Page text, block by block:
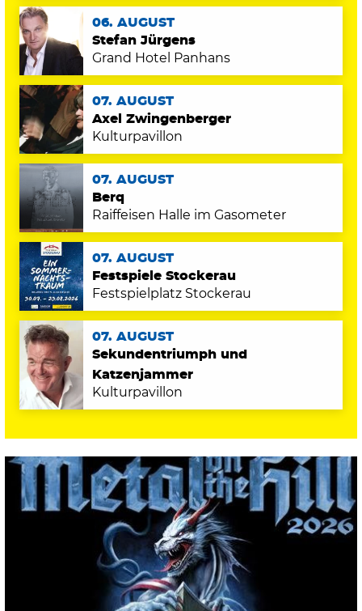
06. AUGUST
Stefan Jürgens
Grand Hotel Panhans
07. AUGUST
Axel Zwingenberger
Kulturpavillon
07. AUGUST
Berq
Raiffeisen Halle im Gasometer
07. AUGUST
Festspiele Stockerau
Festspielplatz Stockerau
07. AUGUST
Sekundentriumph und
Katzenjammer
Kulturpavillon